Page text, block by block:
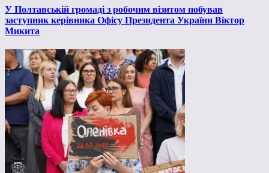
У Полтавській громаді з робочим візитом побував
заступник керівника Офісу Президента України Віктор
Микита